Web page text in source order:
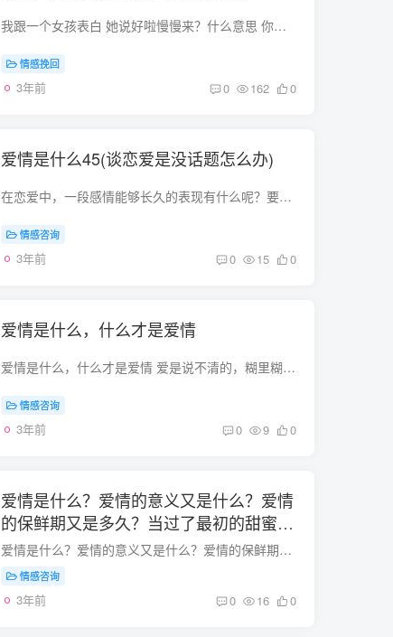
我跟一个女孩表白 她说好啦慢慢来？什么意思 你已经向你心爱的女孩进行了表白，她说好啦慢慢来，就是已经很委挽地答应了你的请如果你喜欢她，就告诉她吧，即使她拒绝，并不丢面子，因为在她的心...
情感挽回
3年前 0 162 0
爱情是什么45(谈恋爱是没话题怎么办)
在恋爱中，一段感情能够长久的表现有什么呢？要么就不要始，要么始了，就想要一辈子，这大概是大多数人，对于感的期待。 人人都向往真挚而长久的恋，然而现实生活中，你却未必就有那么幸运，爱...
情感咨询
3年前 0 15 0
爱情是什么，什么才是爱情
爱情是什么，什么才是爱情 爱是说不清的，糊里糊涂的； 你会为他想，想他心，想他也想你，想他在你想要他的时候能在你面前出现，想他给你想要的安慰，想他给你哭泣的场所。。 爱是关切、责任、...
情感咨询
3年前 0 9 0
爱情是什么？爱情的意义又是什么？爱情
的保鲜期又是多久？当过了最初的甜蜜期
感觉没那么爱了应该怎么处理？
爱情是什么？爱情的意义又是什么？爱情的保鲜期又是多久？当过了最初的甜蜜期感觉没那么爱了应该怎么处理？爱情是人生必不可少的。爱的意义是异性相吸。爱的保鲜是三年，七年是只有亲情的婚姻，...
情感咨询
3年前 0 16 0